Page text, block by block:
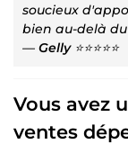
soucieux
bien au-delà
— Gelly⭐⭐⭐⭐⭐
Vous avez
ventes